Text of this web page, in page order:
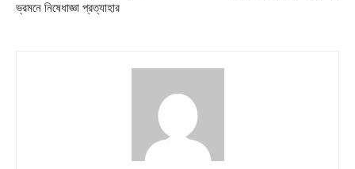
ভ্রমনে নিষেধাজ্ঞা প্রত্যাহার